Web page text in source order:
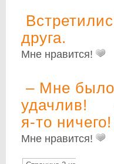
друга.
Мне нравится!
– Мне было
удачлив!
я-то
Мне нравится!